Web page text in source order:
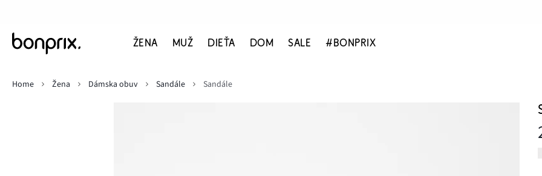
ŽENA MUŽ DIEŤA DOM SALE #BONPRIX
Home
Žena Dámska obuv Sandále Sandále